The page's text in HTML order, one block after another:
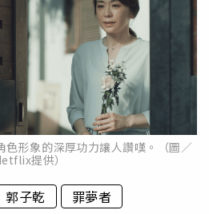
色形象的深厚功力讓人讚嘆。（圖／
提供）
郭子乾 罪夢者